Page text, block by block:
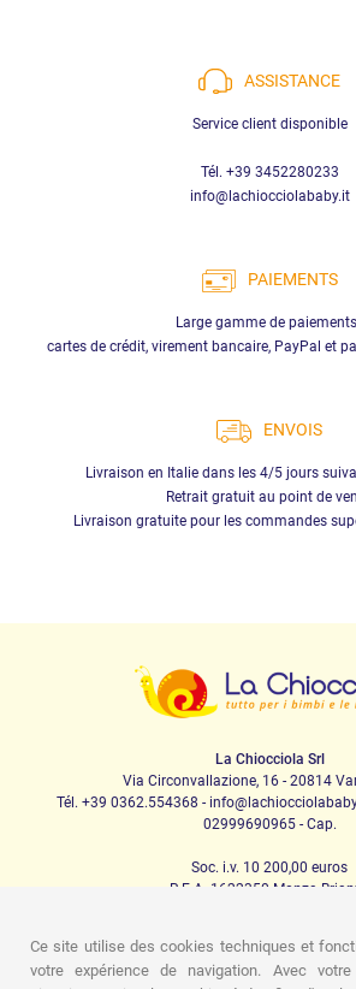
ASSISTANCE
Service client disponible
Tél. +39 3452280233
info@lachiocciolababy.it
PAIEMENTS
Large gamme de
cartes de crédit, virement bancaire, PayPal et
ENVOIS
Livraison en Italie dans les 4/5 jours
Retrait gratuit au point de
Livraison gratuite pour les commandes
La Chiocciola Srl
Via Circonvallazione, 16 - 20814
Tél. +39 0362.554368 -
02999690965 - Cap.
Soc. i.v. 10 200,00 euros
R.E.A. 1622350 Monza
Ce site utilise des cookies techniques et
votre expérience de navigation. Avec